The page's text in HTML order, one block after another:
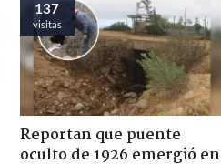
137
visitas
Reportan que puente
oculto de 1926 emergió en